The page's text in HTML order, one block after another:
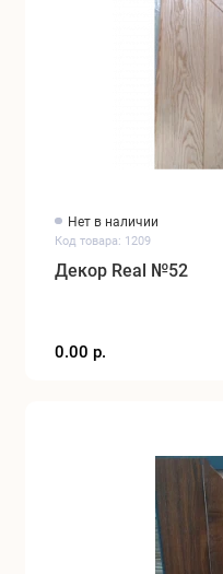
Нет в наличии
Код товара: 1209
Декор Real №52
0.00 р.